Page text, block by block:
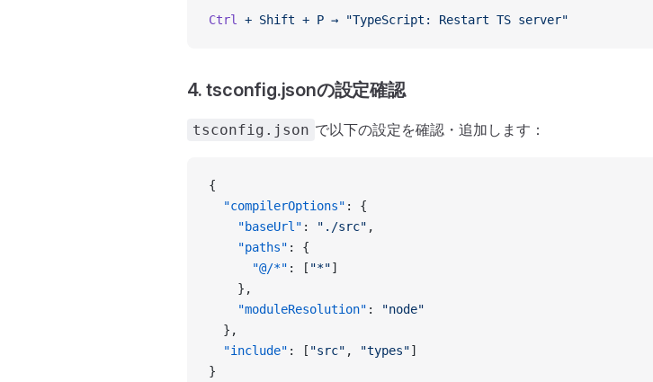
Ctrl + Shift + P → "TypeScript: Restart TS server"
4. tsconfig.jsonの設定確認
tsconfig.json で以下の設定を確認・追加します：
{
  "compilerOptions"
: {
    "baseUrl"
: "./src" ,
    "paths"
: {
      "@/*"
: [ "*"]
    },
    "moduleResolution"
:
"node"
  },
  "include"
: [ "src" , "types"]
}